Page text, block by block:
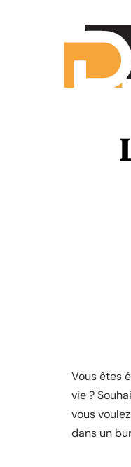
Vous êtes
vie ?
vous
dans un